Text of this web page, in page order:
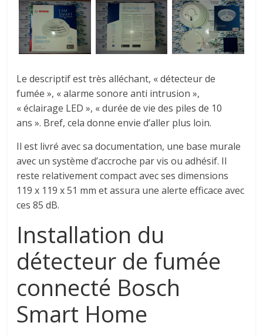
Le descriptif est très alléchant, « détecteur de
fumée », « alarme sonore anti intrusion »,
« éclairage LED », « durée de vie des piles de 10
ans ». Bref, cela donne envie d’aller plus loin.
Il est livré avec sa documentation, une base murale
avec un système d’accroche par vis ou adhésif. Il
reste relativement compact avec ses dimensions
119 x 119 x 51 mm et assura une alerte efficace avec
ces 85 dB.
Installation du
détecteur de fumée
connecté Bosch
Smart Home